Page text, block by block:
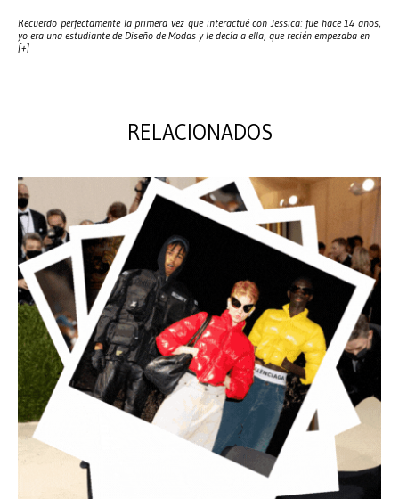
Recuerdo perfectamente la primera vez que interactué con Jessica: fue hace 14 años,
yo era una estudiante de Diseño de Modas y le decía a ella, que recién empezaba en
[+]
RELACIONADOS